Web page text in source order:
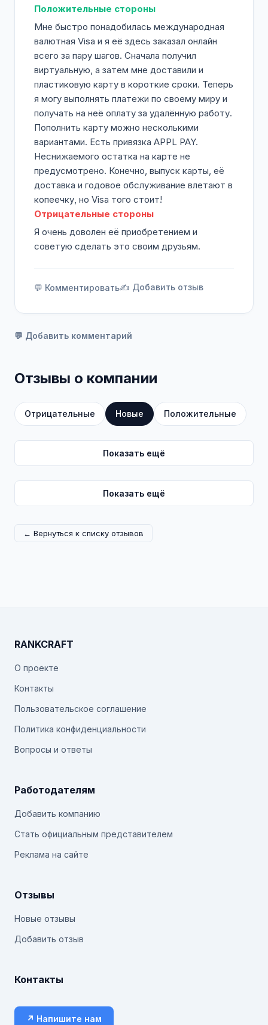
Положительные стороны
Мне быстро понадобилась международная
валютная Visa и я её здесь заказал онлайн
всего за пару шагов. Сначала получил
виртуальную, а затем мне доставили и
пластиковую карту в короткие сроки. Теперь
я могу выполнять платежи по своему миру и
получать на неё оплату за удалённую работу.
Пополнить карту можно несколькими
вариантами. Есть привязка APPL PAY.
Неснижаемого остатка на карте не
предусмотрено. Конечно, выпуск карты, её
доставка и годовое обслуживание влетают в
копеечку, но Visa того стоит!
Отрицательные стороны
Я очень доволен её приобретением и
советую сделать это своим друзьям.
💬 Комментировать✍️ Добавить отзыв
💬 Добавить комментарий
Отзывы о компании
Отрицательные Новые Положительные
Показать ещё
Показать ещё
← Вернуться к списку отзывов
RANKCRAFT
О проекте
Контакты
Пользовательское соглашение
Политика конфиденциальности
Вопросы и ответы
Работодателям
Добавить компанию
Стать официальным представителем
Реклама на сайте
Отзывы
Новые отзывы
Добавить отзыв
Контакты
↗ Напишите нам